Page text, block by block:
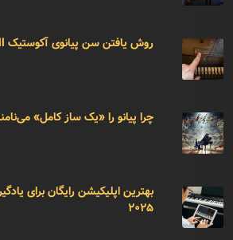
روش یافتن سن پیانوی آکوستیک Kohler & Campbell
چرا پیانو را «یک ساز کامل»
بهترین اپلیکیشن رایگان برای
۲۰۲۵